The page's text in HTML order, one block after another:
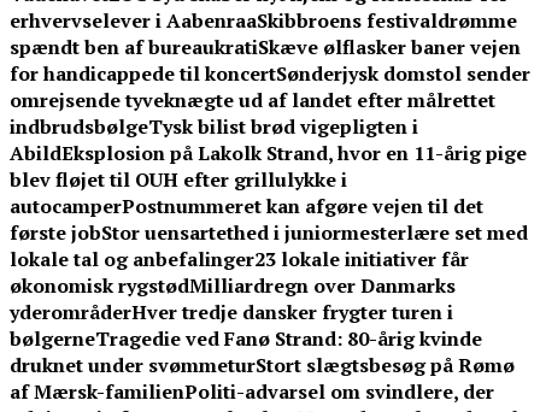
erhvervselever i AabenraaSkibbroens festivaldrømme
spændt ben af bureaukratiSkæve ølflasker baner vejen
for handicappede til koncertSønderjysk domstol sender
omrejsende tyveknægte ud af landet efter målrettet
indbrudsbølgeTysk bilist brød vigepligten i
AbildEksplosion på Lakolk Strand, hvor en 11-årig pige
blev fløjet til OUH efter grillulykke i
autocamperPostnummeret kan afgøre vejen til det
første jobStor uensartethed i juniormesterlære set med
lokale tal og anbefalinger23 lokale initiativer får
økonomisk rygstødMilliardregn over Danmarks
yderområderHver tredje dansker frygter turen i
bølgerneTragedie ved Fanø Strand: 80-årig kvinde
druknet under svømmeturStort slægtsbesøg på Rømø
af Mærsk-familienPoliti-advarsel om svindlere, der